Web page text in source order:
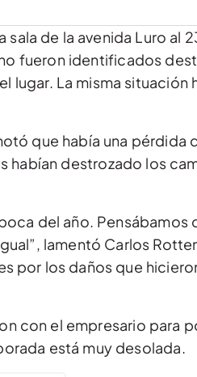
sala de la avenida Luro al
fueron identificados
lugar. La misma situación
que había una pérdida
habían destrozado los
del año. Pensábamos
lamentó Carlos
por los daños que
con el empresario para
está muy desolada.